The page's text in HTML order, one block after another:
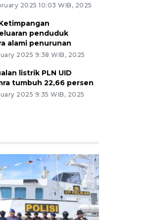
2025 10:03 WIB, 2025
penduduk
alami penurunan
2025 9:38 WIB, 2025
listrik PLN UID
tumbuh 22,66 persen
2025 9:35 WIB, 2025